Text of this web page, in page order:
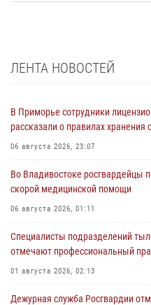
ЛЕНТА НОВОСТЕЙ
В Приморье сотрудники
рассказали о правилах хранения
06 августа 2026, 23:07
Во Владивостоке росгвардейцы
скорой медицинской помощи
06 августа 2026, 01:11
Специалисты подразделений
отмечают профессиональный
01 августа 2026, 02:13
Дежурная служба Росгвардии